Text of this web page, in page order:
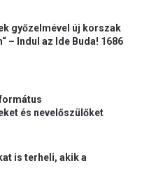
győzelmével új korszak
– Indul az Ide Buda! 1686
és nevelőszülőket
is terheli, akik a